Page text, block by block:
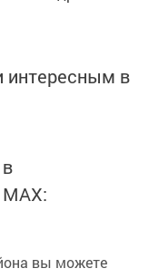
в
вы можете